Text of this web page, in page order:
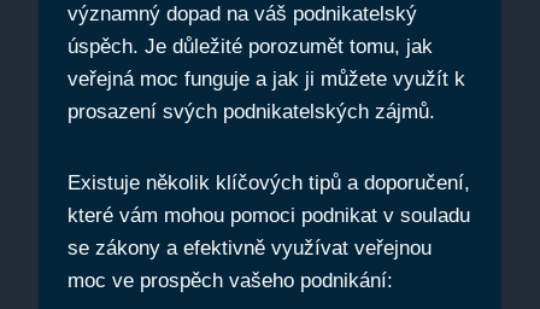
významný dopad na váš podnikatelský
úspěch. Je důležité porozumět tomu, jak
veřejná moc funguje a jak ji můžete využít k
prosazení svých podnikatelských zájmů.
Existuje několik klíčových tipů a doporučení,
které vám mohou pomoci podnikat v souladu
se zákony a efektivně využívat veřejnou
moc ve prospěch vašeho podnikání: